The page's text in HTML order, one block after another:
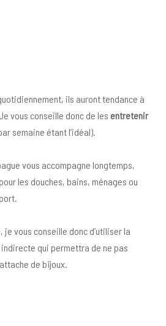
ils auront tendance à
vous conseille donc de les entretenir
semaine étant l’idéal).
vous accompagne longtemps,
les douches, bains, ménages ou
vous conseille donc d’utiliser la
qui permettra de ne pas
de bijoux.